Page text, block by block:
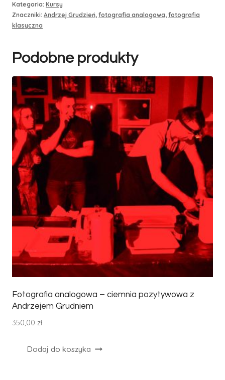
z
Andrzejem
Kategoria: Kursy
Znaczniki: Andrzej Grudzień, fotografia analogowa, fotografia
klasyczna
Podobne produkty
Fotografia analogowa – ciemnia pozytywowa z
Andrzejem Grudniem
350,00 zł
Dodaj do koszyka